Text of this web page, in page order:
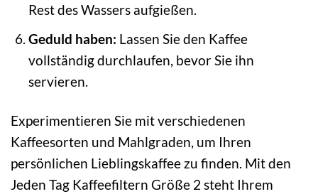
Rest des Wassers aufgießen.
Geduld haben: Lassen Sie den Kaffee
vollständig durchlaufen, bevor Sie ihn
servieren.
Experimentieren Sie mit verschiedenen
Kaffeesorten und Mahlgraden, um Ihren
persönlichen Lieblingskaffee zu finden. Mit den
Jeden Tag Kaffeefiltern Größe 2 steht Ihrem